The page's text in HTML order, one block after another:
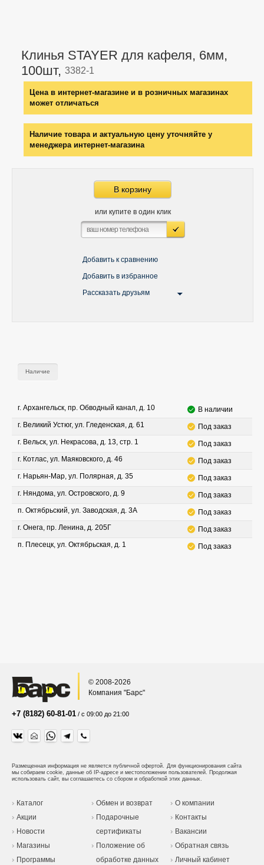
Клинья STAYER для кафеля, 6мм,
100шт, 3382-1
Цена в интернет-магазине и в розничных магазинах
может отличаться
Наличие товара и актуальную цену уточняйте у
менеджера интернет-магазина
В корзину
или купите в один клик
Добавить к сравнению
Добавить в избранное
Рассказать друзьям
Наличие
г. Архангельск, пр. Обводный канал, д. 10
В наличии
г. Великий Устюг, ул. Гледенская, д. 61
Под заказ
г. Вельск, ул. Некрасова, д. 13, стр. 1
Под заказ
г. Котлас, ул. Маяковского, д. 46
Под заказ
г. Нарьян-Мар, ул. Полярная, д. 35
Под заказ
г. Няндома, ул. Островского, д. 9
Под заказ
п. Октябрьский, ул. Заводская, д. 3А
Под заказ
г. Онега, пр. Ленина, д. 205Г
Под заказ
п. Плесецк, ул. Октябрьская, д. 1
Под заказ
© 2008-2026
Компания "Барс"
+7 (8182) 60-81-01 / с 09:00 до 21:00
Размещенная информация не является публичной офертой. Для функционирования сайта
мы собираем cookie, данные об IP-адресе и местоположении пользователей. Продолжая
использовать сайт, вы соглашаетесь со сбором и обработкой этих данных.
Каталог
Акции
Новости
Магазины
Программы
Обмен и возврат
Подарочные
сертификаты
Положение об
обработке данных
О компании
Контакты
Вакансии
Обратная связь
Личный кабинет